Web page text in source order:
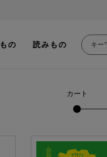
の 読みもの
カート